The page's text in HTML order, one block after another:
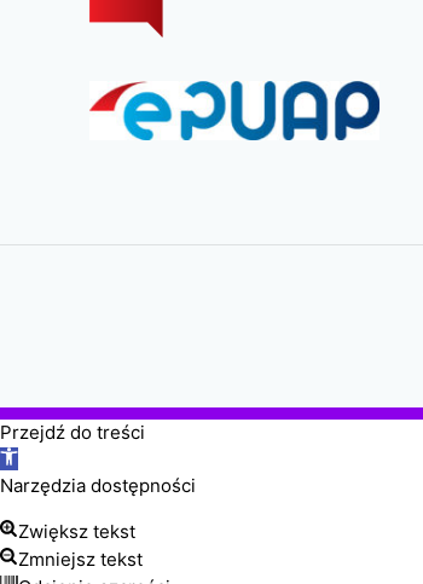
Przejdź do treści
Otwórz
pasek
Narzędzia dostępności
Zwiększ tekst
Zmniejsz tekst